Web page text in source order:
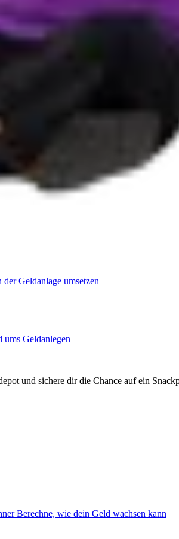
Geldanlage umsetzen
ums Geldanlegen
und sichere dir die Chance auf ein
Berechne, wie dein Geld wachsen kann